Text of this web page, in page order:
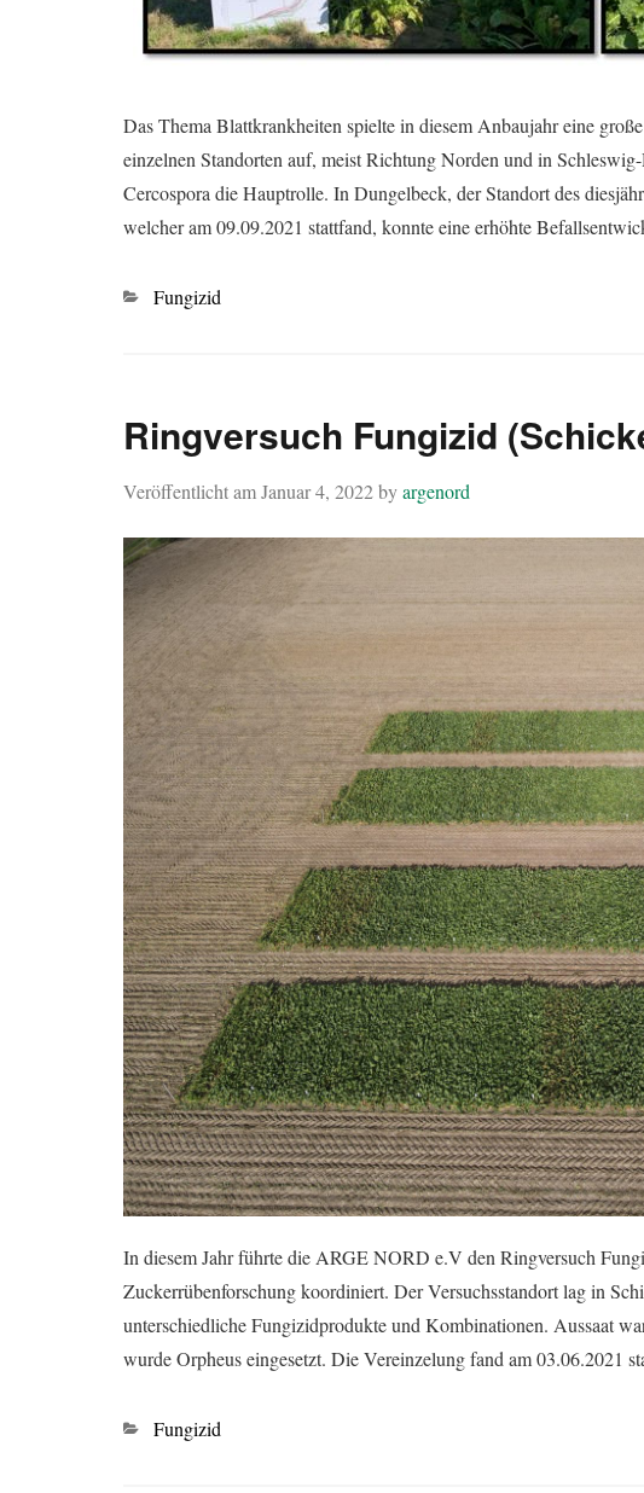
Das Thema Blattkrankheiten spielte in diesem Anbaujahr eine
einzelnen Standorten auf, meist Richtung Norden und in
Cercospora die Hauptrolle. In Dungelbeck, der Standort des
welcher am 09.09.2021 stattfand, konnte eine erhöhte
Kategorien
Fungizid
Ringversuch Fungizid
Veröffentlicht amJanuar 4, 2022byargenord
In diesem Jahr führte die ARGE NORD e.V den Ringversuch
Zuckerrübenforschung koordiniert. Der Versuchsstandort lag in
unterschiedliche Fungizidprodukte und Kombinationen. Aussaat
wurde Orpheus eingesetzt. Die Vereinzelung fand am 03.06.2021
Kategorien
Fungizid